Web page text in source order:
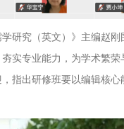
研究（英文）》主编赵
实专业能力，为学术繁荣
指出研修班要以编辑核